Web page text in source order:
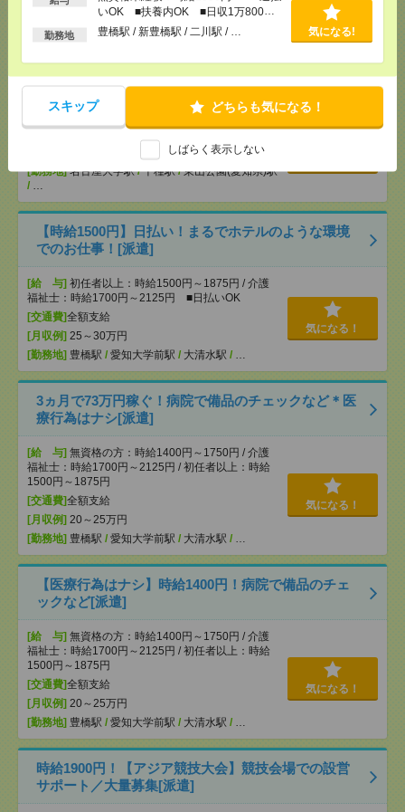
いOK ■扶養内OK ■日収1万800円
以上
勤務地 豊橋駅 / 新豊橋駅 / 二川駅 / … 気になる!
スキップ どちらも気になる！
しばらく表示しない
新豊橋駅 / 二川駅 …
気になる！
【オープニング募集】おばあちゃんのお散歩付き添
いも仕事の1つ[派遣]
OK ■扶養内OK ■日収1万1600円以上
[勤務地]名古屋大学駅/千種駅/東山公園(愛知県)駅
/ …
【時給1500円】日払い！まるでホテルのような環境
でのお仕事！[派遣]
[給 与] 初任者以上：時給1500円～1875円 / 介護
福祉士：時給1700円～2125円 ■日払いOK
[交通費]全額支給
[月収例] 25～30万円
[勤務地] 豊橋駅 / 愛知大学前駅 / 大清水駅 / …
気になる！
3ヵ月で73万円稼ぐ！病院で備品のチェックなど＊医
療行為はナシ[派遣]
[給 与] 無資格の方：時給1400円～1750円 / 介護
福祉士：時給1700円～2125円 / 初任者以上：時給
1500円～1875円
[交通費]全額支給
[月収例] 20～25万円
[勤務地] 豊橋駅 / 愛知大学前駅 / 大清水駅 / …
気になる！
【医療行為はナシ】時給1400円！病院で備品のチェ
ックなど[派遣]
[給 与] 無資格の方：時給1400円～1750円 / 介護
福祉士：時給1700円～2125円 / 初任者以上：時給
1500円～1875円
[交通費]全額支給
[月収例] 20～25万円
[勤務地] 豊橋駅 / 愛知大学前駅 / 大清水駅 / …
気になる！
時給1900円！【アジア競技大会】競技会場での設営
サポート／大量募集[派遣]